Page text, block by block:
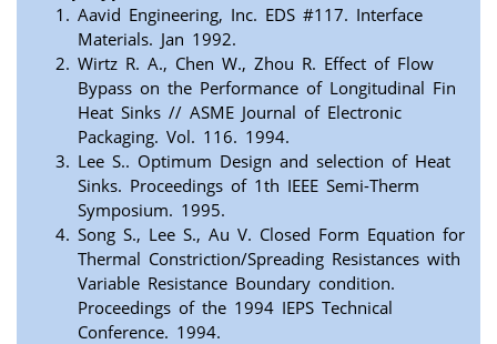
Aavid Engineering, Inc. EDS #117. Interface
Materials. Jan 1992.
Wirtz R. A., Chen W., Zhou R. Effect of Flow
Bypass on the Performance of Longitudinal Fin
Heat Sinks // ASME Journal of Electronic
Packaging. Vol. 116. 1994.
Lee S.. Optimum Design and selection of Heat
Sinks. Proceedings of 1th IEEE Semi-Therm
Symposium. 1995.
Song S., Lee S., Au V. Closed Form Equation for
Thermal Constriction/Spreading Resistances with
Variable Resistance Boundary condition.
Proceedings of the 1994 IEPS Technical
Conference. 1994.